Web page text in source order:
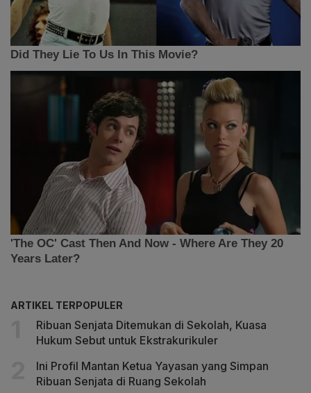
ARTIKEL TERPOPULER
Ribuan Senjata Ditemukan di Sekolah, Kuasa
Hukum Sebut untuk Ekstrakurikuler
Ini Profil Mantan Ketua Yayasan yang Simpan
Ribuan Senjata di Ruang Sekolah